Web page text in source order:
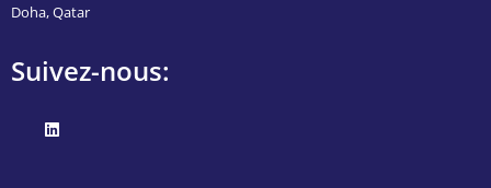
Doha, Qatar
Suivez-nous: